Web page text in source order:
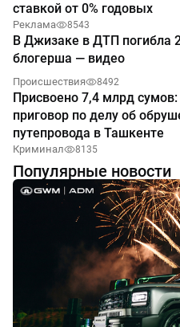
ставкой от 0% годовых
Реклама 8543
В Джизаке в ДТП погибла
блогерша — видео
Происшествия 8492
Присвоено 7,4 млрд
приговор по делу об
путепровода в Ташкенте
Криминал 8135
Популярные новости